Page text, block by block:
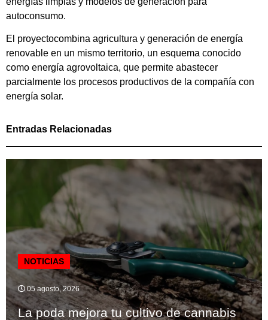
autoconsumo.
El proyectocombina agricultura y generación de energía
renovable en un mismo territorio, un esquema conocido
como energía agrovoltaica, que permite abastecer
parcialmente los procesos productivos de la compañía con
energía solar.
Entradas Relacionadas
NOTICIAS
05 agosto, 2026
La poda mejora tu cultivo de cannabis